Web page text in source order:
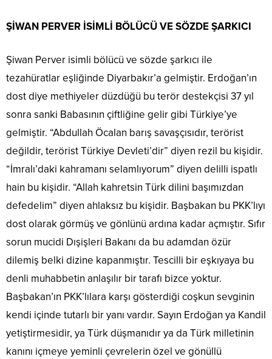
ŞİWAN PERVER İSİMLİ BÖLÜCÜ VE SÖZDE ŞARKICI
Şiwan Perver isimli bölücü ve sözde şarkıcı ile
tezahüratlar eşliğinde Diyarbakır’a gelmiştir. Erdoğan’ın
dost diye methiyeler düzdüğü bu terör destekçisi 37 yıl
sonra sanki Babasının çiftliğine gelir gibi Türkiye’ye
gelmiştir. “Abdullah Öcalan barış savaşçısıdır, terörist
değildir, terörist Türkiye Devleti’dir” diyen rezil bu kişidir.
“İmralı’daki kahramanı selamlıyorum” diyen delilli ispatlı
hain bu kişidir. “Allah kahretsin Türk dilini başımızdan
defedelim” diyen ahlaksız bu kişidir. Başbakan bu PKK’lıyı
dost olarak görmüş ve gönlünü ardına kadar açmıştır. Sıfır
sorun mucidi Dışişleri Bakanı da bu adamdan özür
dilemiş belki dizine kapanmıştır. Tescilli bir eşkıyaya bu
denli muhabbetin anlaşılır bir tarafı bizce yoktur.
Başbakan’ın PKK’lılara karşı gösterdiği coşkun sevginin
kendi içinde tutarlı bir yanı vardır. Sayın Erdoğan ya Kandil
yetiştirmesidir, ya Türk düşmanıdır ya da Türk milletinin
kanını içmeye yeminli çevrelerin özel ve gönüllü